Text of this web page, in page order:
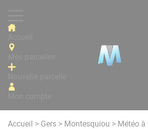
Accueil > Gers > Montesquiou > Météo